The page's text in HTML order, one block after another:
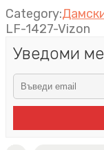
Category:
LF-1427-Vizon
Уведоми